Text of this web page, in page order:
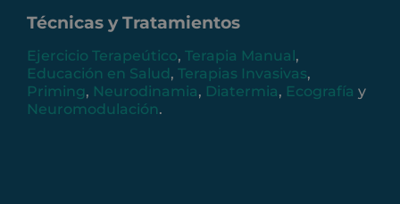
Técnicas y Tratamientos
Ejercicio Terapeútico, Terapia Manual,
Educación en Salud, Terapias Invasivas,
Priming, Neurodinamia, Diatermia, Ecografía y
Neuromodulación.